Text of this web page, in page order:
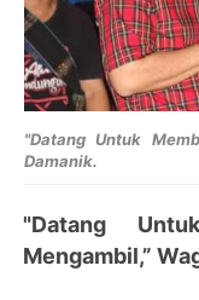
"Datang Untuk
Damanik.
"Datang
Mengambil,”